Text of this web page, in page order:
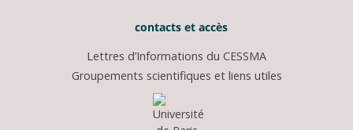
contacts et accès
Lettres d’Informations du CESSMA
Groupements scientifiques et liens utiles